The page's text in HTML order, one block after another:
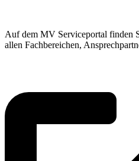
Auf dem MV Serviceportal finden
allen Fachbereichen,